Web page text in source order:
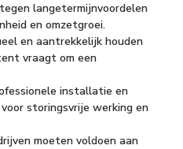
langetermijnvoordelen
en omzetgroei.
en aantrekkelijk houden
vraagt om een
installatie en
storingsvrije werking en
moeten voldoen aan